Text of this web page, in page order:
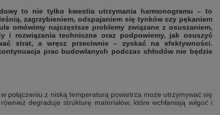
to nie tylko kwestia utrzymania harmonogramu – to
zagrzybieniem, odspajaniem się tynków czy pękaniem
omówimy najczęstsze problemy związane z osuszaniem,
i rozwiązania techniczne oraz podpowiemy, jak osuszyć
strat, a wręcz przeciwnie – zyskać na efektywności.
prac budowlanych podczas chłodów nie będzie
połączeniu z niską temperaturą powietrza może utrzymywać się
degraduje strukturę materiałów, które wchłaniają wilgoć i